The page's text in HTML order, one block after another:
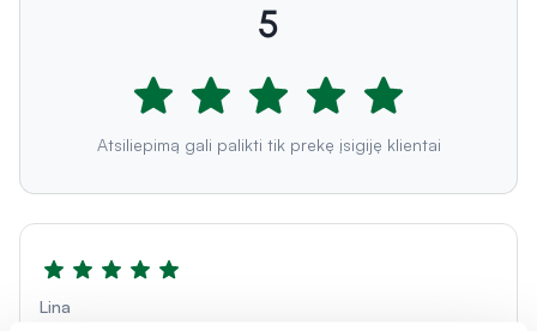
5
Atsiliepimą gali palikti tik prekę įsigiję klientai
Lina